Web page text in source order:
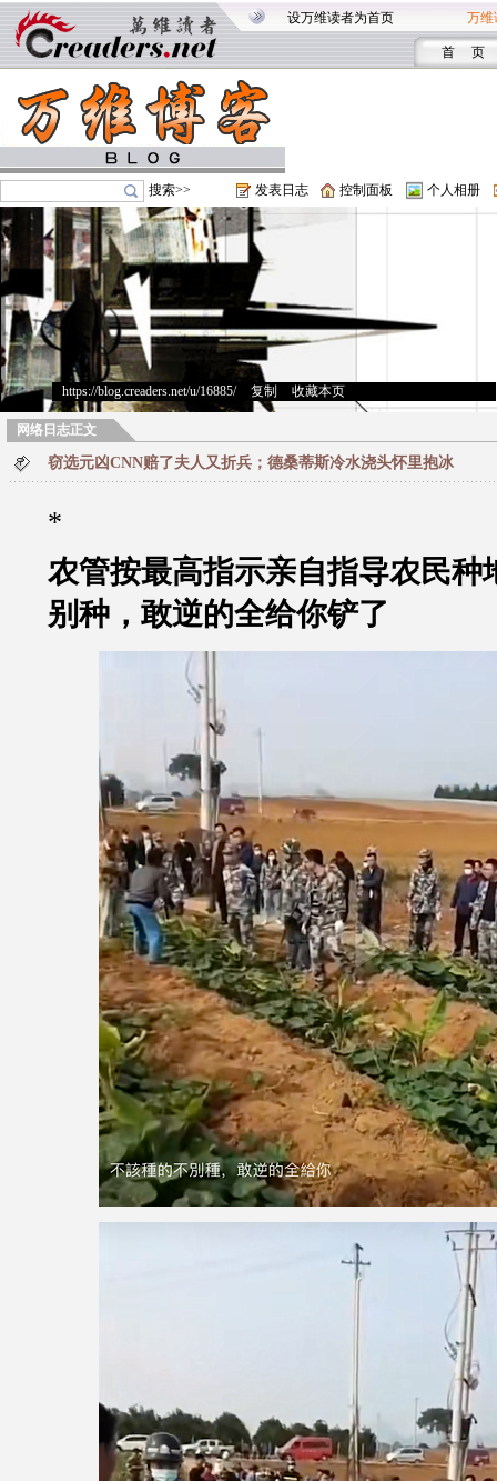
设万维读者为首页 万维
首 页
搜索>> 发表日志 控制面板 个人相册
https://blog.creaders.net/u/16885/> 复制 收藏本页
网络日志正文
窃选元凶CNN赔了夫人又折兵；德桑蒂斯冷水浇头怀里抱冰
*
农管按最高指示亲自指导农民种
别种，敢逆的全给你铲了